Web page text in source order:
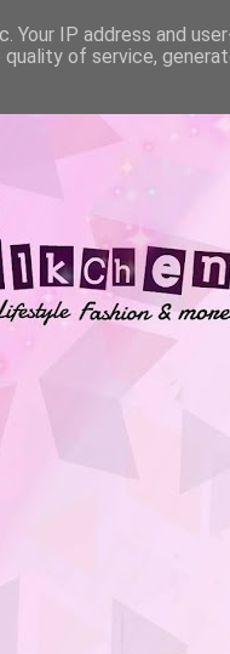
Your IP address and
of service,